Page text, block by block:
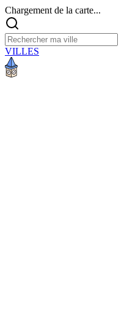
Chargement de la carte...
VILLES